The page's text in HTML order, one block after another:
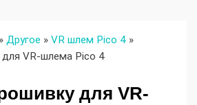
» Другое » VR шлем Pico 4 »
VR-шлема Pico 4
для VR-